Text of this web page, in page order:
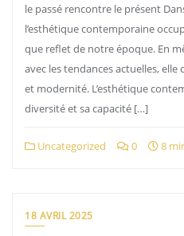
le passé rencontre le présent
l’esthétique contemporaine
que reflet de notre époque. En
avec les tendances actuelles,
et modernité. L’esthétique
diversité et sa capacité […]
Uncategorized 0 8
18 AVRIL 2025